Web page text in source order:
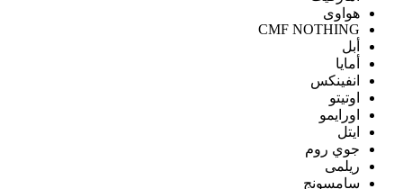
هواوى
CMF NOTHING
أبل
أمايا
انفينكس
اوتيتو
اورايمو
ايتل
جوي روم
ريلمى
سامسونج